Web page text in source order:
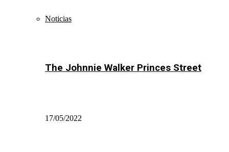
Noticias
The Johnnie Walker Princes Street
17/05/2022